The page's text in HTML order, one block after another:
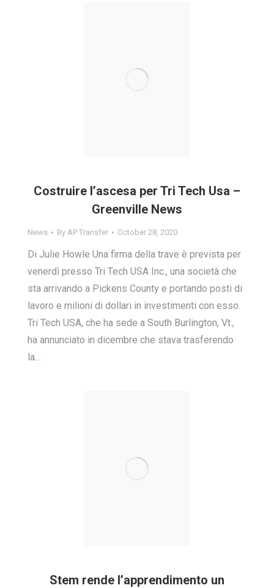
Costruire l’ascesa per Tri Tech Usa –
Greenville News
News By AP Transfer October 28, 2020
Di Julie Howle Una firma della trave è prevista per
venerdì presso Tri Tech USA Inc., una società che
sta arrivando a Pickens County e portando posti di
lavoro e milioni di dollari in investimenti con esso.
Tri Tech USA, che ha sede a South Burlington, Vt.,
ha annunciato in dicembre che stava trasferendo
la…
Stem rende l’apprendimento un